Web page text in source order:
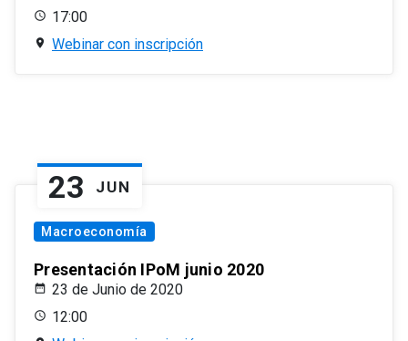
17:00
Webinar con inscripción
23 JUN
Macroeconomía
Presentación IPoM junio 2020
23 de Junio de 2020
12:00